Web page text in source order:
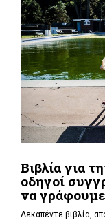
Βιβλία για
οδηγοί
να γράφουμε
Δεκαπέντε βιβλία,